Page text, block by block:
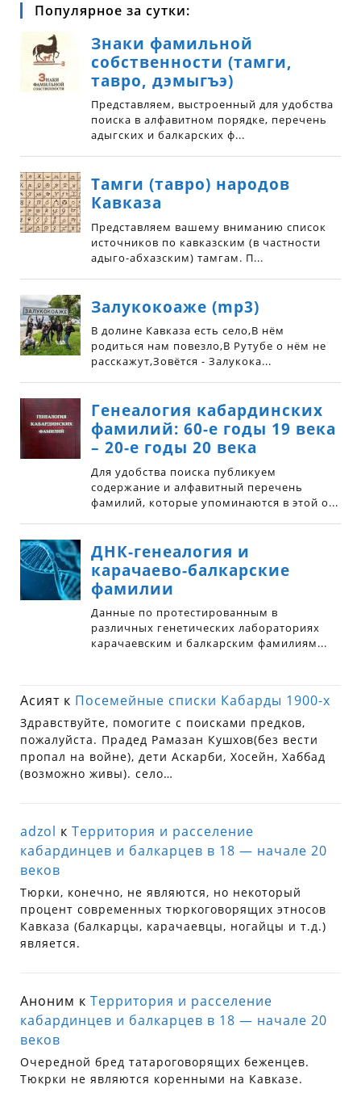
Популярное за сутки:
Асият к Посемейные списки Кабарды 1900-х
Здравствуйте, помогите с поисками предков,
пожалуйста. Прадед Рамазан Кушхов(без вести
пропал на войне), дети Аскарби, Хосейн, Хаббад
(возможно живы). село…
adzol кТерритория и расселение
кабардинцев и балкарцев в 18 — начале 20
веков
Тюрки, конечно, не являются, но некоторый
процент современных тюркоговорящих этносов
Кавказа (балкарцы, карачаевцы, ногайцы и т.д.)
является.
Аноним кТерритория и расселение
кабардинцев и балкарцев в 18 — начале 20
веков
Очередной бред татароговорящих беженцев.
Тюкрки не являются коренными на Кавказе.